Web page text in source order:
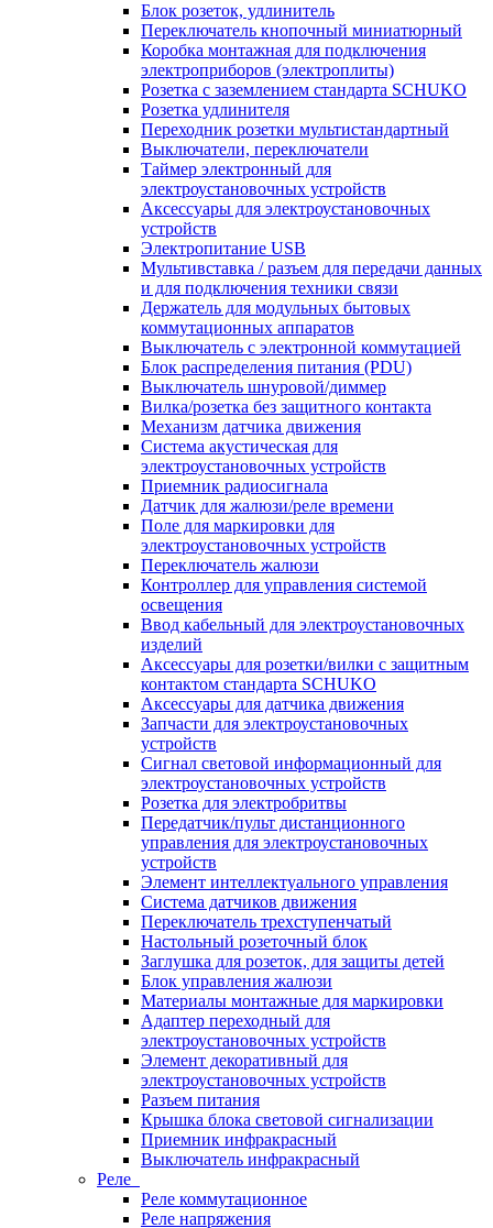
Блок розеток, удлинитель
Переключатель кнопочный миниатюрный
Коробка монтажная для подключения
электроприборов (электроплиты)
Розетка с заземлением стандарта SCHUKO
Розетка удлинителя
Переходник розетки мультистандартный
Выключатели, переключатели
Таймер электронный для
электроустановочных устройств
Аксессуары для электроустановочных
устройств
Электропитание USB
Мультивставка / разъем для передачи данных
и для подключения техники связи
Держатель для модульных бытовых
коммутационных аппаратов
Выключатель с электронной коммутацией
Блок распределения питания (PDU)
Выключатель шнуровой/диммер
Вилка/розетка без защитного контакта
Механизм датчика движения
Система акустическая для
электроустановочных устройств
Приемник радиосигнала
Датчик для жалюзи/реле времени
Поле для маркировки для
электроустановочных устройств
Переключатель жалюзи
Контроллер для управления системой
освещения
Ввод кабельный для электроустановочных
изделий
Аксессуары для розетки/вилки с защитным
контактом стандарта SCHUKO
Аксессуары для датчика движения
Запчасти для электроустановочных
устройств
Сигнал световой информационный для
электроустановочных устройств
Розетка для электробритвы
Передатчик/пульт дистанционного
управления для электроустановочных
устройств
Элемент интеллектуального управления
Система датчиков движения
Переключатель трехступенчатый
Настольный розеточный блок
Заглушка для розеток, для защиты детей
Блок управления жалюзи
Материалы монтажные для маркировки
Адаптер переходный для
электроустановочных устройств
Элемент декоративный для
электроустановочных устройств
Разъем питания
Крышка блока световой сигнализации
Приемник инфракрасный
Выключатель инфракрасный
Реле
Реле коммутационное
Реле напряжения